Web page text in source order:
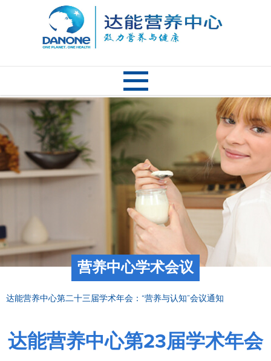
营养中心学术会议
达能营养中心第二十三届学术年会：“营养与认知”会议通知
达能营养中心第23届学术年会